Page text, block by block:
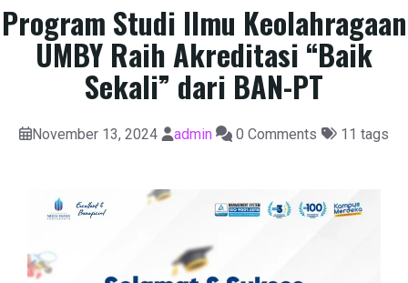
Program Studi Ilmu Keolahragaan
UMBY Raih Akreditasi “Baik
Sekali” dari BAN-PT
November 13, 2024 admin 0 Comments 11 tags